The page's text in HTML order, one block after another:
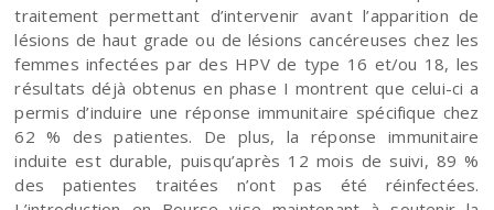
traitement permettant d’intervenir avant l’apparition de
lésions de haut grade ou de lésions cancéreuses chez les
femmes infectées par des HPV de type 16 et/ou 18, les
résultats déjà obtenus en phase I montrent que celui-ci a
permis d’induire une réponse immunitaire spécifique chez
62 % des patientes. De plus, la réponse immunitaire
induite est durable, puisqu’après 12 mois de suivi, 89 %
des patientes traitées n’ont pas été réinfectées.